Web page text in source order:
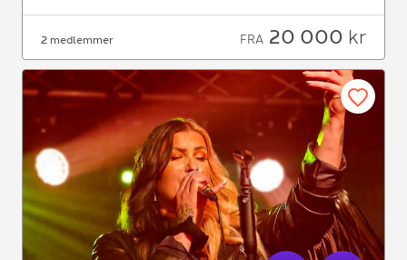
2 medlemmer FRA 20 000 kr